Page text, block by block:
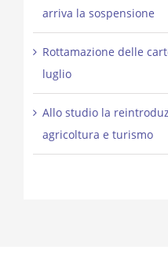
arriva la sospensione
Rottamazione delle
luglio
Allo studio la
agricoltura e turismo